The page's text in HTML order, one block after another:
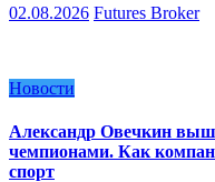
02.08.2026 Futures Broker
Новости
Александр Овечкин
чемпионами. Как
спорт